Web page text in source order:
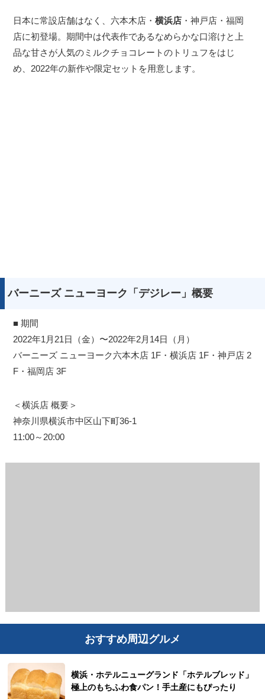
日本に常設店舗はなく、六本木店・横浜店 ・神戸店・福岡
店に初登場。期間中は代表作であるなめらかな口溶けと上
品な甘さが人気のミルクチョコレートのトリュフをはじ
め、2022年の新作や限定セットを用意します。
バーニーズ ニューヨーク「デジレー」概要
■ 期間
2022年1月21日（金）〜2022年2月14日（月）
バーニーズ ニューヨーク六本木店 1F・横浜店 1F・神戸店 2
F・福岡店 3F
＜横浜店 概要＞
神奈川県横浜市中区山下町36-1
11:00～20:00
おすすめ周辺グルメ
横浜・ホテルニューグランド「ホテルブレッド」
極上のもちふわ食パン！手土産にもぴったり